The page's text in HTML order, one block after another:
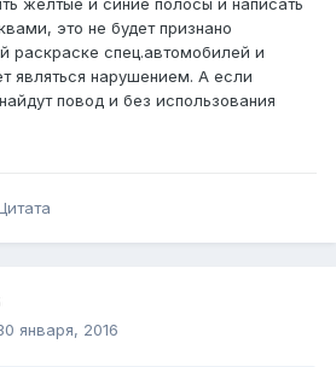
желтые и синие полосы и написать
это не будет признано
раскраске спец.автомобилей и
являться нарушением. А если
повод и без использования
января, 2016